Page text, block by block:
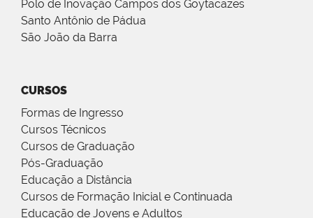
Polo de Inovação Campos dos Goytacazes
Santo Antônio de Pádua
São João da Barra
CURSOS
Formas de Ingresso
Cursos Técnicos
Cursos de Graduação
Pós-Graduação
Educação a Distância
Cursos de Formação Inicial e Continuada
Educação de Jovens e Adultos